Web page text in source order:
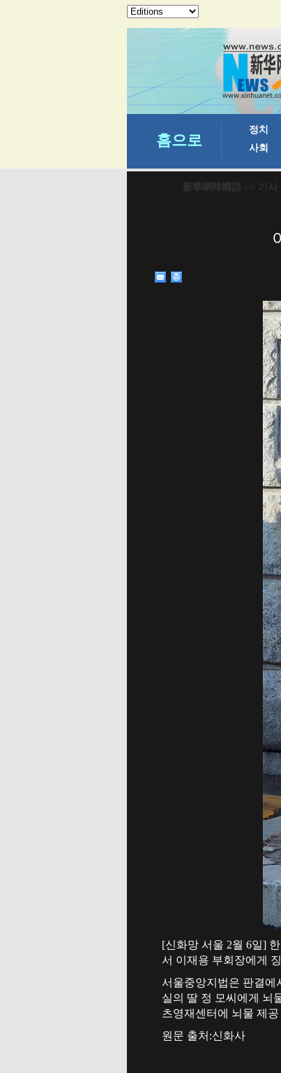
新華網韓國語 >> 기사
[신화망 서울 2월 6일]
서 이재용 부회장에게
서울중앙지법은 판결에
실의 딸 정 모씨에게 뇌
츠영재센터에 뇌물 제
원문 출처:신화사